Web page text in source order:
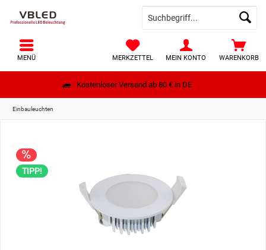
Kostenloser Versand ab 80 € in DE
WARENKORB
MERKZETTEL MEIN KONTO
MENÜ
Einbauleuchten
TIPP!